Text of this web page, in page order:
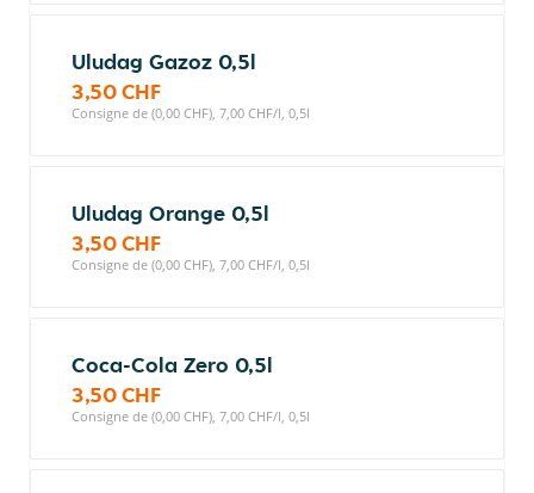
Uludag Gazoz 0,5l
3,50 CHF
Consigne de (0,00 CHF), 7,00 CHF/l, 0,5l
Uludag Orange 0,5l
3,50 CHF
Consigne de (0,00 CHF), 7,00 CHF/l, 0,5l
Coca-Cola Zero 0,5l
3,50 CHF
Consigne de (0,00 CHF), 7,00 CHF/l, 0,5l